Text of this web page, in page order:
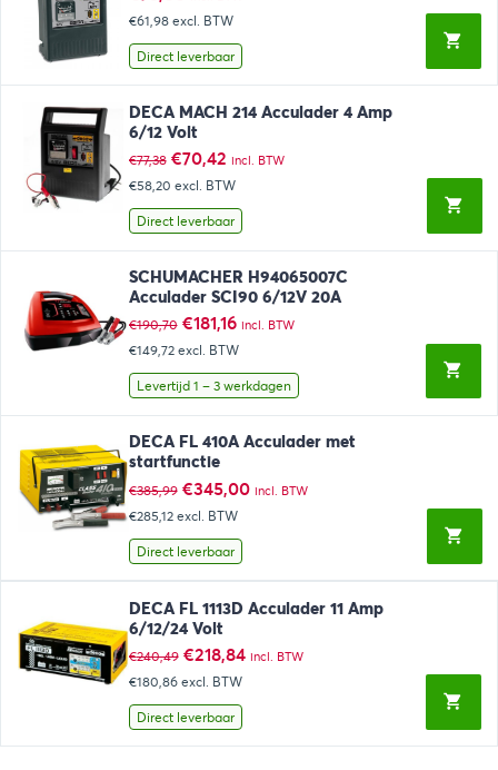
€61,98 excl. BTW
Direct leverbaar
DECA MACH 214 Acculader 4 Amp
6/12 Volt
€77,38 Oorspronkelijke
prijs
was:
€77,38.
€70,42Huidige
prijs
is:
€70,42.
incl. BTW
€58,20 excl. BTW
Direct leverbaar
SCHUMACHER H94065007C
Acculader SCI90 6/12V 20A
€190,70 Oorspronkelijke
prijs
was:
€190,70.
€181,16Huidige
prijs
is:
€181,16.
incl. BTW
€149,72 excl. BTW
Levertijd 1 – 3 werkdagen
DECA FL 410A Acculader met
startfunctie
€385,99 Oorspronkelijke
prijs
was:
€385,99.
€345,00Huidige
incl. BTW
€285,12 excl. BTW
Direct leverbaar
DECA FL 1113D Acculader 11 Amp
6/12/24 Volt
€240,49 Oorspronkelijke
prijs
was:
€240,49.
€218,84Huidige
incl. BTW
€180,86 excl. BTW
Direct leverbaar